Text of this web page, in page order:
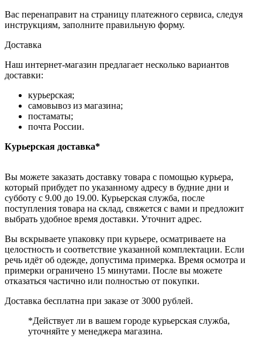
Вас перенаправит на страницу платежного сервиса, следуя
инструкциям, заполните правильную форму.
Доставка
Наш интернет-магазин предлагает несколько вариантов
доставки:
курьерская;
самовывоз из магазина;
постаматы;
почта России.
Курьерская доставка*
Вы можете заказать доставку товара с помощью курьера,
который прибудет по указанному адресу в будние дни и
субботу с 9.00 до 19.00. Курьерская служба, после
поступления товара на склад, свяжется с вами и предложит
выбрать удобное время доставки. Уточнит адрес.
Вы вскрываете упаковку при курьере, осматриваете на
целостность и соответствие указанной комплектации. Если
речь идёт об одежде, допустима примерка. Время осмотра и
примерки ограничено 15 минутами. После вы можете
отказаться частично или полностью от покупки.
Доставка бесплатна при заказе от 3000 рублей.
*Действует ли в вашем городе курьерская служба,
уточняйте у менеджера магазина.